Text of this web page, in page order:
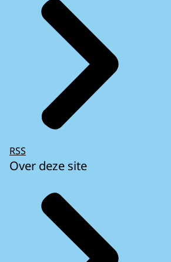
RSS
Over deze site